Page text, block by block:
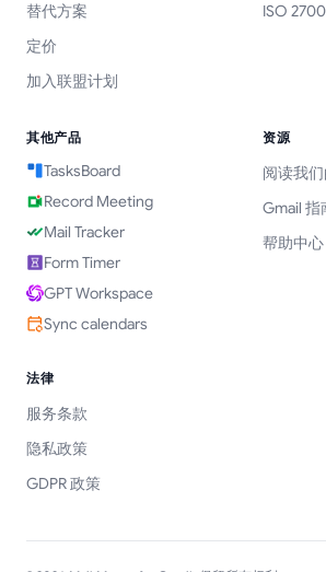
替代方案
定价
加入联盟计划
ISO
其他产品
TasksBoard
Record Meeting
Mail Tracker
Form Timer
GPT Workspace
Sync calendars
资源
阅读我
Gmail 指
帮助中心
法律
服务条款
隐私政策
GDPR 政策